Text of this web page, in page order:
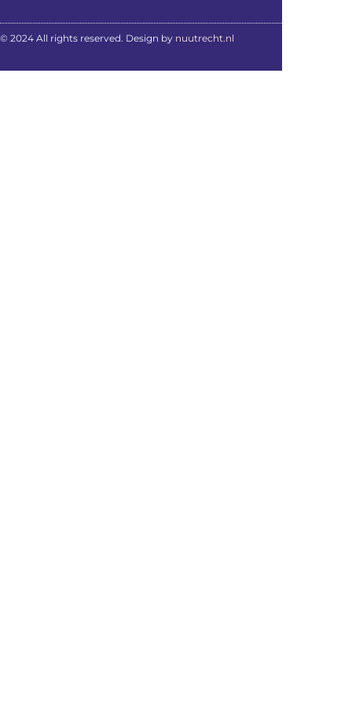
© 2024 All rights reserved. Design by nuutrecht.nl